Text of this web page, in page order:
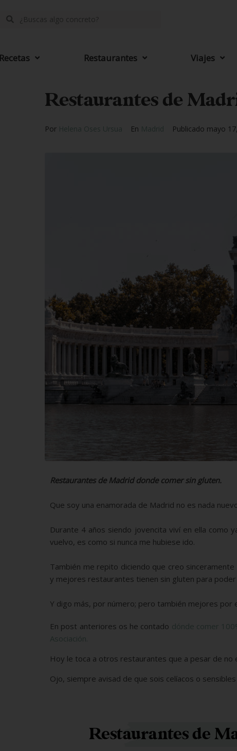
Restaurantes Viajes
Restaurantes de
Por Helena Oses Ursua En Madrid Publicado mayo
Restaurantes de Madrid donde comer sin gluten.
Que soy una enamorada de Madrid no es nada
Durante 4 años siendo jovencita viví en ella como
vuelvo, es como si nunca me hubiese ido.
También me repito diciendo que creo
y mejores restaurantes tienen sin gluten para poder
Y digo más, por número; pero también mejores
En post anteriores os he contado dónde comer
Asociación.
Hoy le toca a otros restaurantes que a pesar de
Ojo, siempre avisad de que sois celíacos o
Restaurantes de